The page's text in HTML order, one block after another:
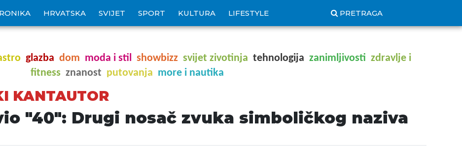
HRVATSKA SVIJET SPORT KULTURA LIFESTYLE PRETRAGA
glazba dom moda i stil showbizz svijet zivotinja tehnologija zanimljivosti zdravlje i
fitness znanost putovanja more i nautika
KANTAUTOR
"40": Drugi nosač zvuka simboličkog naziva